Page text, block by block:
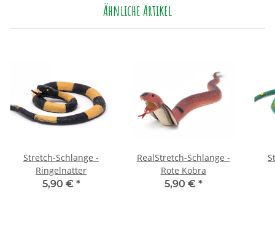
Ähnliche Artikel
Stretch-Schlange -
Ringelnatter
5,90 € *
RealStretch-Schlange -
Rote Kobra
5,90 € *